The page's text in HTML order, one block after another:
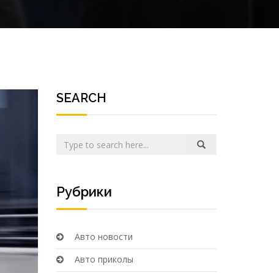
SEARCH
Рубрики
Авто новости
Авто приколы